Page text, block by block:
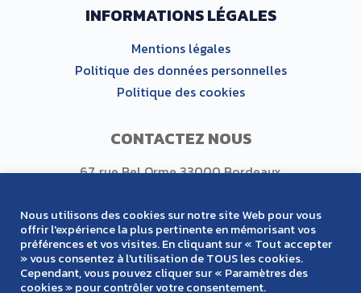
INFORMATIONS LÉGALES
Mentions légales
Politique des données personnelles
Politique des cookies
CONTACTEZ NOUS
67, rue Bel Orme 33000 Bordeaux
Tel : +33 (0)5 56 00 87 97
SUIVEZ NOUS
Nous utilisons des cookies sur notre site Web pour vous
offrir l'expérience la plus pertinente en mémorisant vos
préférences et vos visites. En cliquant sur « Tout accepter
» vous consentez à l'utilisation de TOUS les cookies.
Cependant, vous pouvez cliquer sur « Paramètres des
cookies » pour contrôler votre consentement.